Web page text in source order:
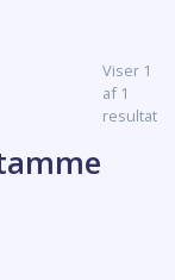
Viser 1
af 1
resultat